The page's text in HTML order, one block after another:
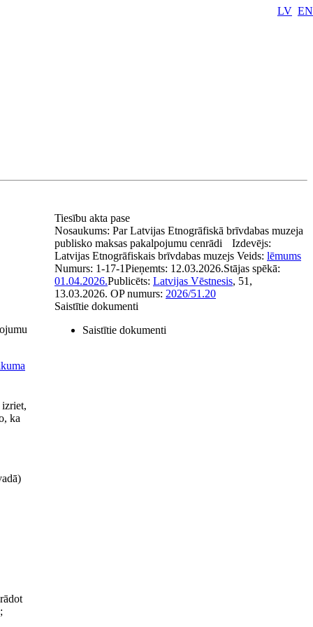
LV EN
ka
Tiesību akta pase
Nosaukums: Par Latvijas Etnogrāfiskā brīvdabas muzeja
publisko maksas pakalpojumu cenrādi
Izdevējs:
Latvijas Etnogrāfiskais brīvdabas muzejs Veids: lēmums
Numurs: 1-17-1Pieņemts: 12.03.2026.Stājas spēkā:
01.04.2026.Publicēts: Latvijas Vēstnesis, 51,
13.03.2026. OP numurs: 2026/51.20
Saistītie dokumenti
Saistītie dokumenti